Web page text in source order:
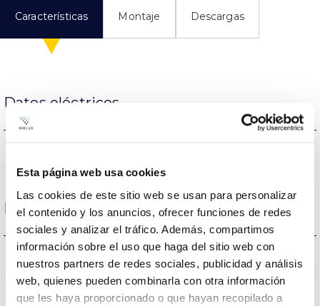
Esta página web usa cookies
Las cookies de este sitio web se usan para personalizar
el contenido y los anuncios, ofrecer funciones de redes
sociales y analizar el tráfico. Además, compartimos
información sobre el uso que haga del sitio web con
nuestros partners de redes sociales, publicidad y análisis
web, quienes pueden combinarla con otra información
que les haya proporcionado o que hayan recopilado a
Características Montaje Descargas
Datos eléctricos
Dimensiones y Montaje
0.82Kg
Dimensiones